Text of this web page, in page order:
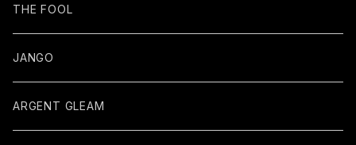
THE FOOL
JANGO
ARGENT GLEAM